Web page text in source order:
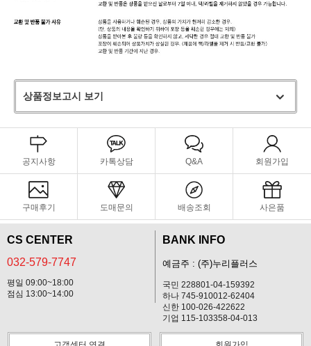
상품정보고시 보기
공지사항 카톡상담 Q&A 회원가입
구매후기 도매문의 배송조회 사은품
CS CENTER
032-579-7747
평일 09:00~18:00
점심 13:00~14:00
BANK INFO
예금주 : (주)누리플러스
국민 228801-04-159392
하나 745-910012-62404
신한 100-026-422622
기업 115-103358-04-013